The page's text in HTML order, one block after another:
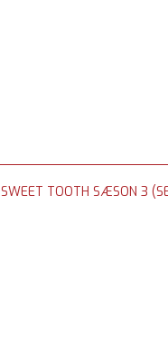
SWEET TOOTH SÆSON 3